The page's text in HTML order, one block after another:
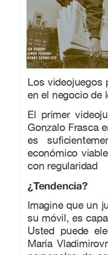
Los videojuegos
en el negocio de
El primer
Gonzalo Frasca
es
económico
con regularidad
¿Tendencia?
Imagine que un
su móvil, es
Usted puede
María